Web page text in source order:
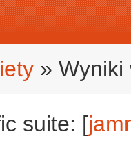
» Wyniki
suite: [